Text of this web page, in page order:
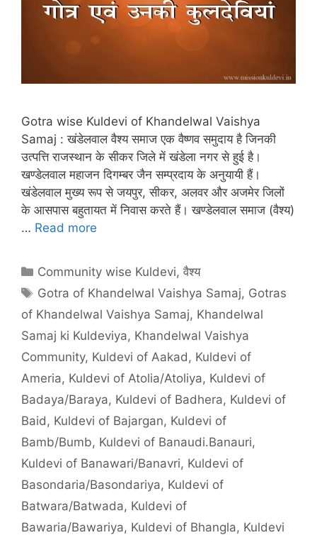
Gotra wise Kuldevi of Khandelwal Vaishya
Samaj : खंडेलवाल वैश्य समाज एक वैष्णव समुदाय है जिनकी
उत्पत्ति राजस्थान के सीकर जिले में खंडेला नगर से हुई है।
खण्डेलवाल महाजन दिगम्बर जैन सम्प्रदाय के अनुयायी हैं।
खंडेलवाल मुख्य रूप से जयपुर, सीकर, अलवर और अजमेर जिलों
के आसपास बहुतायत में निवास करते हैं। खण्डेलवाल समाज (वैश्य)
… Read more
Categories
Community wise Kuldevi,वैश्य
Tags
Gotra of Khandelwal Vaishya Samaj, Gotras
of Khandelwal Vaishya Samaj, Khandelwal
Samaj ki Kuldeviya, Khandelwal Vaishya
Community, Kuldevi of Aakad , Kuldevi of
Ameria, Kuldevi of Atolia/Atoliya, Kuldevi of
Badaya/Baraya, Kuldevi of Badhera, Kuldevi of
Baid , Kuldevi of Bajargan, Kuldevi of
Bamb/Bumb, Kuldevi of Banaudi.Banauri,
Kuldevi of Banawari/Banavri, Kuldevi of
Basondaria/Basondariya, Kuldevi of
Batwara/Batwada, Kuldevi of
Bawaria/Bawariya, Kuldevi of Bhangla, Kuldevi